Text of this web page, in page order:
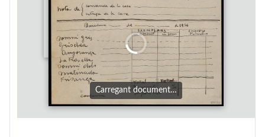
Carregant document…